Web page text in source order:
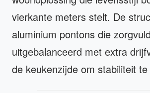
vierkante meters stelt. De
aluminium pontons die
uitgebalanceerd met extra
de keukenzijde om stabiliteit